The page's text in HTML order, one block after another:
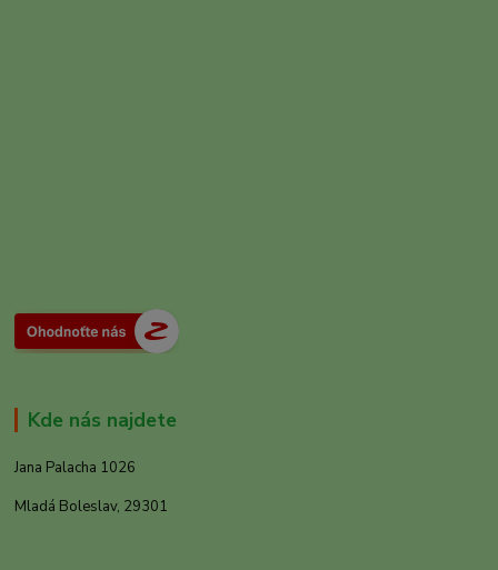
Kde nás najdete
Jana Palacha 1026
Mladá Boleslav, 29301